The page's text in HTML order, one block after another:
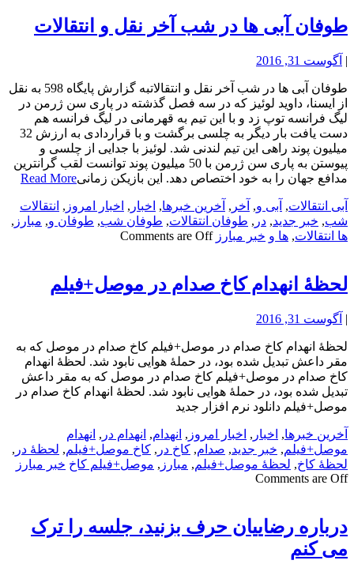
طوفان آبی ها در شب آخر نقل و انتقالات
| آگوست 31, 2016
طوفان آبی ها در شب آخر نقل و انتقالاتبه گزارش پایگاه 598 به نقل
از ایسنا، داوید لوئیز که در سه فصل گذشته در پاری سن ژرمن در
لیگ فرانسه توپ زد و با این تیم به قهرمانی در لیگ فرانسه هم
دست یافت بار دیگر به چلسی برگشت و با قراردادی به ارزش 32
میلیون پوند راهی این تیم لندنی شد. لوئیز با جدایی از چلسی و
پیوستن به پاری سن ژرمن با 50 میلیون پوند توانست لقب گرانترین
مدافع جهان را به خود اختصاص دهد. این بازیکن زمانیRead More
آبی انتقالات, آبی و, آخر , آخرین خبرها, اخبار , اخبار امروز , انتقالات
شب, خبر جدید, در , طوفان انتقالات, طوفان شب, طوفان و, مبارز ,
ها انتقالات, ها و خبر مبارز Comments are Off
لحظۀ انهدام کاخ صدام در موصل+فیلم
| آگوست 31, 2016
لحظۀ انهدام کاخ صدام در موصل+فیلم کاخ صدام در موصل که به
مقر داعش تبدیل شده بود، در حملۀ هوایی نابود شد. لحظۀ انهدام
کاخ صدام در موصل+فیلم کاخ صدام در موصل که به مقر داعش
تبدیل شده بود، در حملۀ هوایی نابود شد. لحظۀ انهدام کاخ صدام در
موصل+فیلم دانلود نرم افزار جدید
آخرین خبرها, اخبار , اخبار امروز , انهدام, انهدام در , انهدام
موصل+فیلم, خبر جدید, صدام, کاخ در , کاخ موصل+فیلم, لحظۀ در ,
لحظۀ کاخ, لحظۀ موصل+فیلم, مبارز , موصل+فیلم کاخ خبر مبارز
Comments are Off
درباره رضاییان حرف بزنید، جلسه را ترک
می کنم